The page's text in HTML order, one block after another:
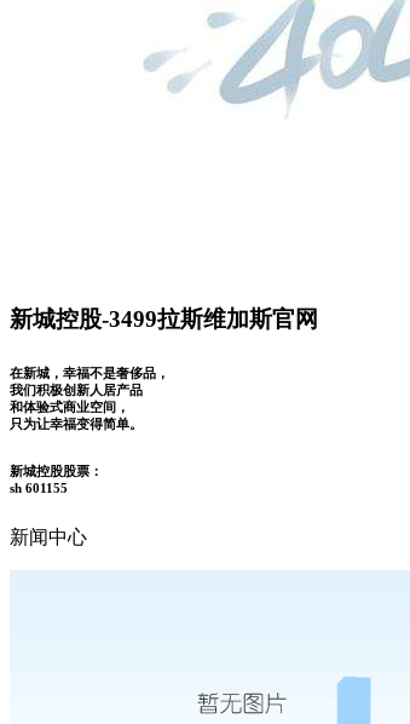
新城控股-3499拉斯维加斯官网
在新城，幸福不是奢侈品，
我们积极创新人居产品
和体验式商业空间，
只为让幸福变得简单。
新城控股股票：
sh 601155
新闻中心